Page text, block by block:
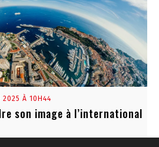
2025 À 10H44
son image à l’international